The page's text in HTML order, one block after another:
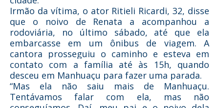
Irmão da vítima, o ator Ritieli Ricardi, 32, disse
que o noivo de Renata a acompanhou a
rodoviária, no último sábado, até que ela
embarcasse em um ônibus de viagem. A
cantora prosseguiu o caminho e esteva em
contato com a família até às 15h, quando
desceu em Manhuaçu para fazer uma parada.
“Mas ela não saiu mais de Manhuaçu.
Tentávamos falar com ela, mas não